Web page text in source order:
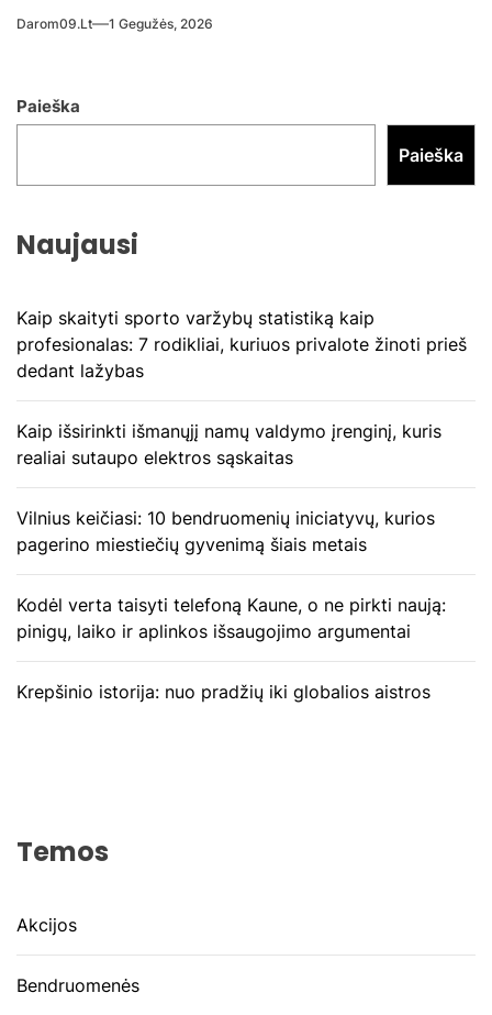
Darom09.lt 1 Gegužės, 2026
Paieška
Paieška
Naujausi
Kaip skaityti sporto varžybų statistiką kaip
profesionalas: 7 rodikliai, kuriuos privalote žinoti prieš
dedant lažybas
Kaip išsirinkti išmanųjį namų valdymo įrenginį, kuris
realiai sutaupo elektros sąskaitas
Vilnius keičiasi: 10 bendruomenių iniciatyvų, kurios
pagerino miestiečių gyvenimą šiais metais
Kodėl verta taisyti telefoną Kaune, o ne pirkti naują:
pinigų, laiko ir aplinkos išsaugojimo argumentai
Krepšinio istorija: nuo pradžių iki globalios aistros
Temos
Akcijos
Bendruomenės